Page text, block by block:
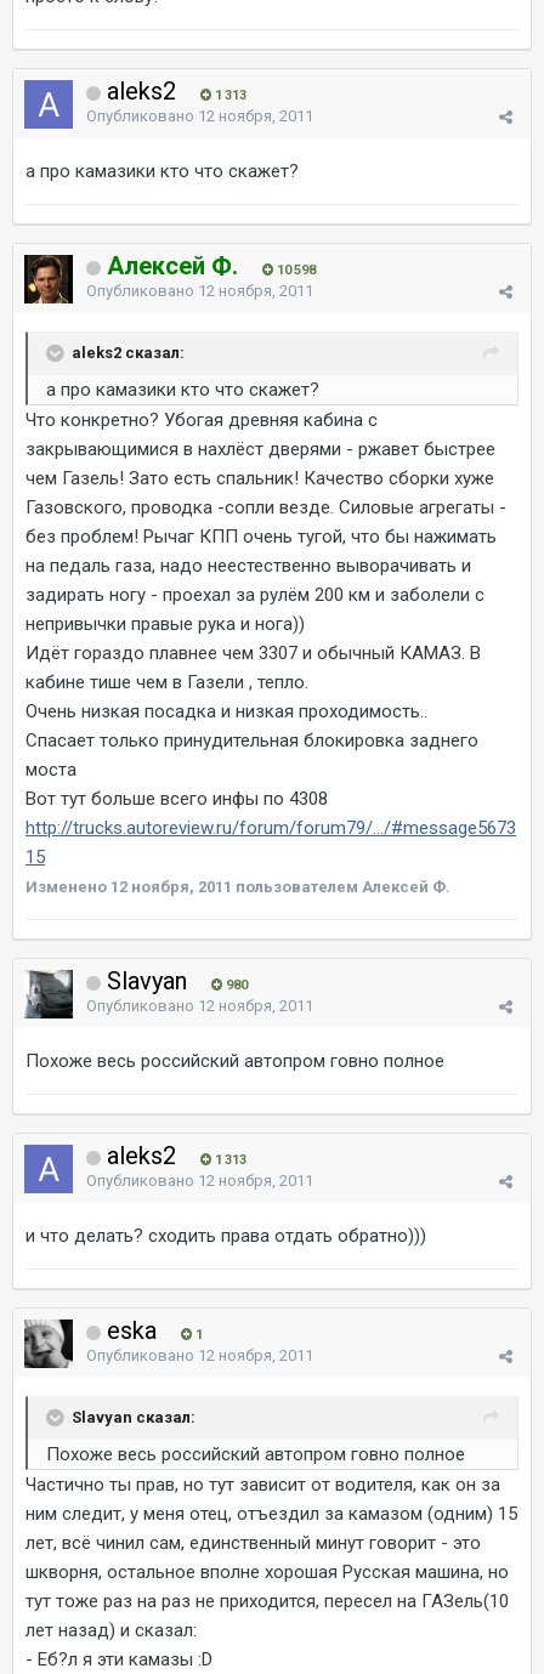
aleks2 1 313
Опубликовано 12 ноября, 2011
а про камазики кто что скажет?
Алексей Ф. 10 598
Опубликовано 12 ноября, 2011
aleks2 сказал:
а про камазики кто что скажет?
Что конкретно? Убогая древняя кабина с
закрывающимися в нахлёст дверями - ржавет быстрее
чем Газель! Зато есть спальник! Качество сборки хуже
Газовского, проводка -сопли везде. Силовые агрегаты -
без проблем! Рычаг КПП очень тугой, что бы нажимать
на педаль газа, надо неестественно выворачивать и
задирать ногу - проехал за рулём 200 км и заболели с
непривычки правые рука и нога))
Идёт гораздо плавнее чем 3307 и обычный КАМАЗ. В
кабине тише чем в Газели , тепло.
Очень низкая посадка и низкая проходимость..
Спасает только принудительная блокировка заднего
моста
Вот тут больше всего инфы по 4308
http://trucks.autoreview.ru/forum/forum79/.../#message5673
15
Изменено 12 ноября, 2011 пользователем Алексей Ф.
Slavyan 980
Опубликовано 12 ноября, 2011
Похоже весь российский автопром говно полное
aleks2 1 313
Опубликовано 12 ноября, 2011
и что делать? сходить права отдать обратно)))
eska 1
Опубликовано 12 ноября, 2011
Slavyan сказал:
Похоже весь российский автопром говно полное
Частично ты прав, но тут зависит от водителя, как он за
ним следит, у меня отец, отъездил за камазом (одним) 15
лет, всё чинил сам, единственный минут говорит - это
шкворня, остальное вполне хорошая Русская машина, но
тут тоже раз на раз не приходится, пересел на ГАЗель(10
лет назад) и сказал:
- Еб?л я эти камазы :D